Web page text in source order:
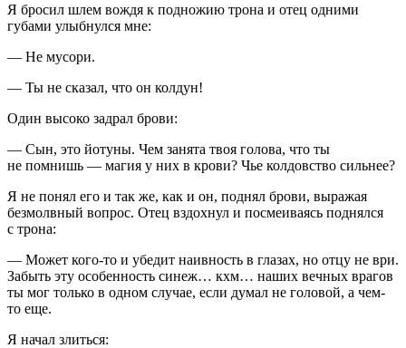
Я бросил шлем вождя к подножию трона и отец одними
губами улыбнулся мне:
— Не мусори.
— Ты не сказал, что он колдун!
Один высоко задрал брови:
— Сын, это йотуны. Чем занята твоя голова, что ты
не помнишь — магия у них в крови? Чье колдовство сильнее?
Я не понял его и так же, как и он, поднял брови, выражая
безмолвный вопрос. Отец вздохнул и посмеиваясь поднялся
с трона:
— Может кого-то и убедит наивность в глазах, но отцу не ври.
Забыть эту особенность синеж… кхм… наших вечных врагов
ты мог только в одном случае, если думал не головой, а чем-
то еще.
Я начал злиться: